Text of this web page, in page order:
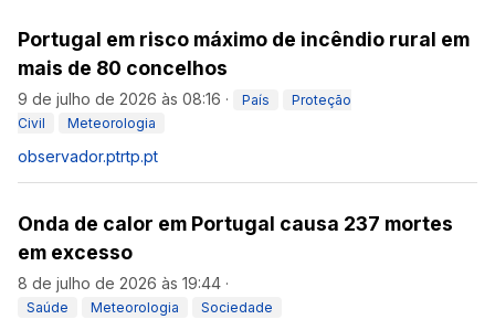
Portugal em risco máximo de incêndio rural em
mais de 80 concelhos
9 de julho de 2026 às 08:16 · País
Proteção
Civil
Meteorologia
observador.ptrtp.pt
Onda de calor em Portugal causa 237 mortes
em excesso
8 de julho de 2026 às 19:44 ·
Saúde Meteorologia Sociedade